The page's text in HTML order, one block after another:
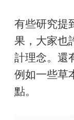
有些研究提
果，大家也
計理念。還
例如一些草
點。